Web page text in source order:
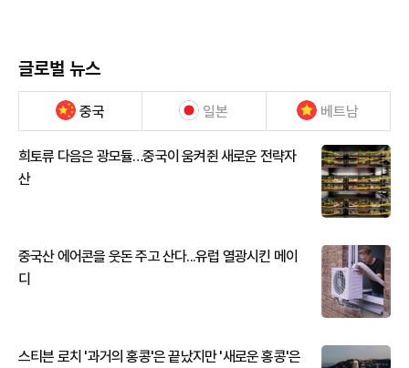
글로벌 뉴스
중국 일본 베트남
희토류 다음은 광모듈…중국이 움켜쥔 새로운 전략자
산
중국산 에어콘을 웃돈 주고 산다...유럽 열광시킨 메이
디
스티븐 로치 '과거의 홍콩'은 끝났지만 '새로운 홍콩'은